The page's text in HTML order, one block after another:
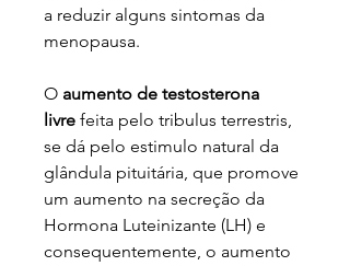
a reduzir alguns sintomas da
menopausa.
O aumento de testosterona
livre feita pelo tribulus terrestris,
se dá pelo estimulo natural da
glândula pituitária, que promove
um aumento na secreção da
Hormona Luteinizante (LH) e
consequentemente, o aumento